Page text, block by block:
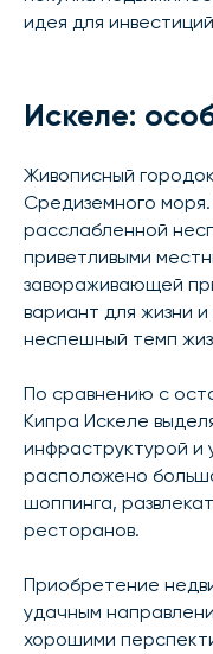
идея для
Искеле:
Живописный
Средиземного
расслабленной
приветливыми
завораживающей
вариант для жизни
неспешный темп
По сравнению с
Кипра Искеле
инфраструктурой и
расположено
шоппинга,
ресторанов.
Приобретение
удачным
хорошими